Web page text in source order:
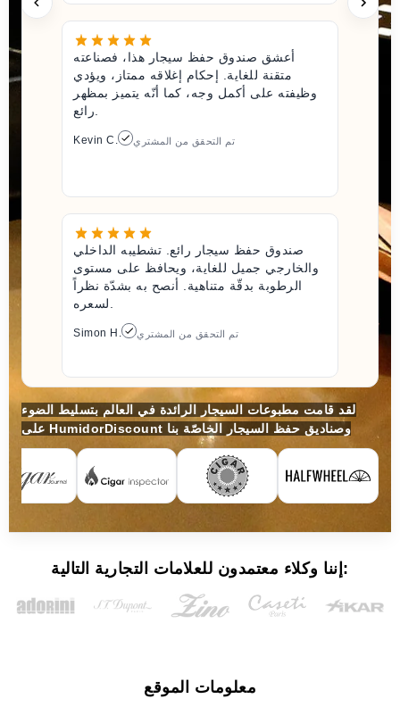
أعشق صندوق حفظ سيجار هذا، فصناعته
متقنة للغاية. إحكام إغلاقه ممتاز، ويؤدي
وظيفته على أكمل وجه، كما أنّه يتميز بمظهر
Kevin C. تم التحقق من المشتري
صندوق حفظ سيجار رائع. تشطيبه الداخلي
والخارجي جميل للغاية، ويحافظ على مستوى
الرطوبة بدقّة متناهية. أنصح به بشدّة نظراً
Simon H. تم التحقق من المشتري
لقد قامت مطبوعات السيجار الرائدة في العالم بتسليط الضوء
على HumidorDiscount وصناديق حفظ السيجار الخاصّة بنا
إننا وكلاء معتمدون للعلامات التجارية التالية:
معلومات الموقع